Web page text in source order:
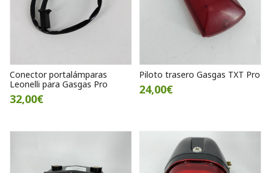
Conector portalámparas
Leonelli para Gasgas Pro
32,00€
Piloto trasero Gasgas TXT Pro
24,00€